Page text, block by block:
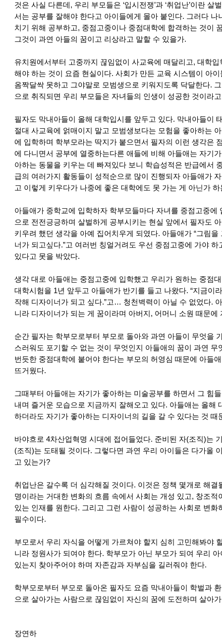
것은 사실 다른데, 우리 부모들은 ‘입시전쟁’과 ‘취업난’이란
서는 공부를 잘해야 한다고 아이들에게 몰아 붙인다. 그러다 나
치기 위해 공부하고, 중점고중이나 중점대학에 합격하는 것이
그것이 과연 아들의 꿈이고 리상라고 말할 수 있을가.
유치원에서부터 고중까지 끊임없이 사교육에 매달리고, 대학
해야 하는 것이 요즘 현실이다. 사회가 만든 교육 시스템이 아
옴짝달싹 못하고 그야말로 모범생으로 키워지도록 닥달한다.
으로 취직되면 우리 부모들은 자녀들의 인생이 성공한 것이라
필자도 막내아들이 올해 대학입시를 앞두고 있다. 막내아들이
절대 사교육에 얽매이지 말고 모범생보다는 모험을 좋아하는
에 입학하며 학부모라는 딱지가 붙으면서 필자의 이런 생각은
에 다니면서 공부에 열중하는다른 애들에 비해 아들애는 자기
아하는 동물을 키우는 데 빠져있다 보니 학습성적은 반급에서
급의 여러가지 활동들이 성적순으로 많이 진행되자 아들애가
고 이렇게 키우다가 나중에 좋은 대학에도 못 가는 게 아닌가
아들애가 중학교에 입학하자 학부모들마다 자녀를 중점고중에
으로 전전긍긍하며 살벌하게 공부시키는 현실 앞에서 필자도
키우려 했던 생각을 아예 집어치우게 되였다. 아들애가 “그림
너가 되고싶다.”고 여러번 칭얼거려도 우선 중점고중에 가야
있다고 못을 박았다.
생각 대로 아들애는 중점고중에 입학했고 우리가 원하는 중점
대학시험을 1년 앞두고 아들애가 반기를 들고 나왔다. “지금이
작해 디자이너가 되고 싶다.”고… 청천벽력이 아닐 수 없었다.
니라 디자이너가 되는 게 꿈이라며 아버지, 어머니 소원 때문에
순간 필자는 학부모로부터 부모로 돌아와 과연 아들이 무엇을
스러워도 포기할 수 없는 것이 무엇인지 아들애의 꿈이 과연
번듯한 중점대학에 붙어야 한다는 부모의 허영심 때문에 아들
뜨거웠다.
그때부터 아들애는 자기가 좋아하는 미술공부를 하면서 그 힘
내며 즐거운 모습으로 지금까지 잘해오고 있다. 아들애는 올해
하더라도 자기가 좋아하는 디자이너의 길을 갈 수 있다는 것 때
바야흐로 4차산업혁명 시대에 접어들었다. 준비된 자(조직)는
(조직)는 도태될 것이다. 그렇다면 과연 우리 아이들은 다가올
고 있는가?
취업난은 갈수록 더 심각해질 것이다. 이것은 정책 몇개로 해
명이라는 거대한 변화의 흐름 속에서 사회는 개성 있고, 창조적
있는 인재를 원한다. 그리고 그런 사람이 성공하는 사회로 변화
필수이다.
부모로서 우리 자식을 어떻게 가르쳐야 할지 심히 고민해봐야
니라 정원사가 되여야 한다. 학부모가 아닌 부모가 되여 우리
있는지 찾아주어야 하며 자존감과 자부심을 길러줘야 한다.
학부모로부터 부모로 돌아온 필자도 요즘 막내아들이 학벌과
으로 살아가는 사람으로 끊임없이 자신의 꿈에 도전하며 살아
장연하